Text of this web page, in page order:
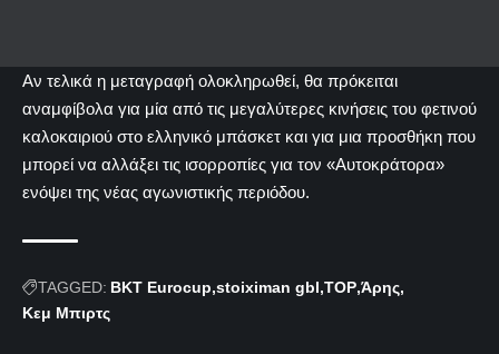
Αν τελικά η μεταγραφή ολοκληρωθεί, θα πρόκειται
αναμφίβολα για μία από τις μεγαλύτερες κινήσεις του φετινού
καλοκαιριού στο ελληνικό μπάσκετ και για μια προσθήκη που
μπορεί να αλλάξει τις ισορροπίες για τον «Αυτοκράτορα»
ενόψει της νέας αγωνιστικής περιόδου.
TAGGED: BKT Eurocup stoiximan gbl TOP Άρης
Κεμ Μπιρτς